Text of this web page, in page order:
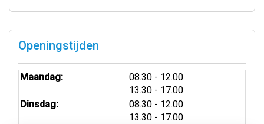
Openingstijden
Maandag: 08.30 tot
- 12.00
13.30 tot
- 17.00
Dinsdag:
08.30 tot
- 12.00
13.30 tot
- 17.00